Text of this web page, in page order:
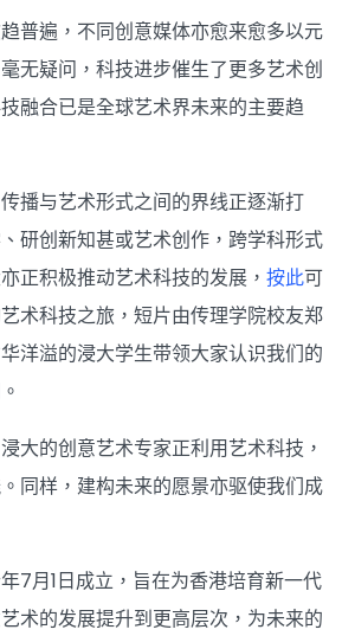
普遍，不同创意媒体亦愈来愈多以元
无疑问，科技进步催生了更多艺术创
融合已是全球艺术界未来的主要趋
播与艺术形式之间的界线正逐渐打
研创新知甚或艺术创作，跨学科形式
正积极推动艺术科技的发展， 按此可
术科技之旅，短片由传理学院校友郑
洋溢的浸大学生带领大家认识我们的
大的创意艺术专家正利用艺术科技，
同样，建构未来的愿景亦驱使我们成
7月1日成立，旨在为香港培育新一代
术的发展提升到更高层次，为未来的